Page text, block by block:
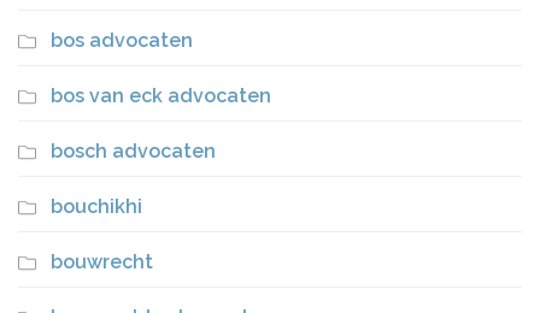
bos advocaten
bos van eck advocaten
bosch advocaten
bouchikhi
bouwrecht